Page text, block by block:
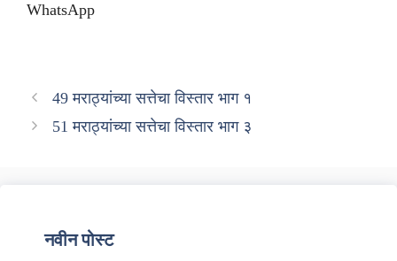
WhatsApp
49 मराठ्यांच्या सत्तेचा विस्तार भाग १
51 मराठ्यांच्या सत्तेचा विस्तार भाग ३
नवीन पोस्ट